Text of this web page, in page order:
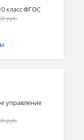
класс ФГОС
руб.
управление
руб.